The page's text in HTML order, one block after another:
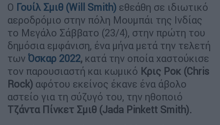
Ο Γουίλ Σμιθ (Will Smith) εθεάθη σε ιδιωτικό
αεροδρόμιο στην πόλη Μουμπάι της Ινδίας
το Μεγάλο Σάββατο (23/4), στην πρώτη του
δημόσια εμφάνιση, ένα μήνα μετά την τελετή
των Όσκαρ 2022, κατά την οποία χαστούκισε
τον παρουσιαστή και κωμικό Κρις Ροκ (Chris
Rock) αφότου εκείνος έκανε ένα άβολο
αστείο για τη σύζυγό του, την ηθοποιό
Τζάντα Πίνκετ Σμιθ (Jada Pinkett Smith).